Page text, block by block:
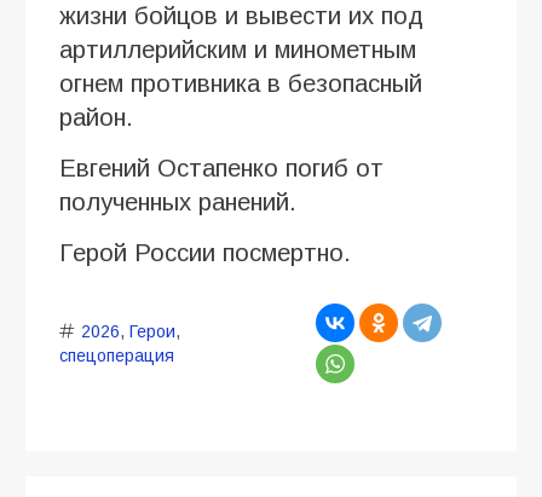
жизни бойцов и вывести их под
артиллерийским и минометным
огнем противника в безопасный
район.
Евгений Остапенко погиб от
полученных ранений.
Герой России посмертно.
2026, Герои,
спецоперация